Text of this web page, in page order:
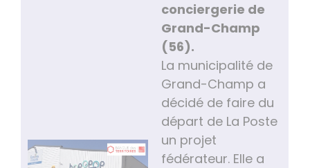
conciergerie de
Grand-Champ
(56).
La municipalité de
Grand-Champ a
décidé de faire du
départ de La Poste
un projet
fédérateur. Elle a